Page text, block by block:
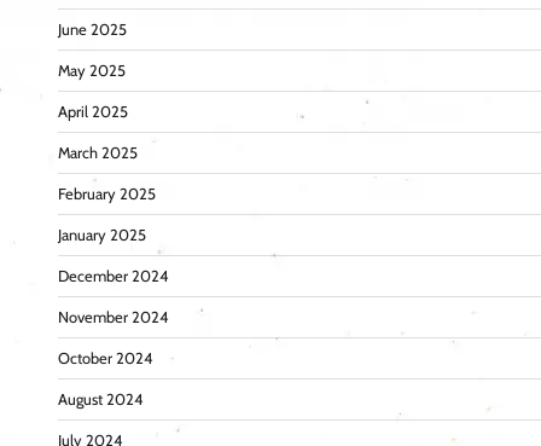
June 2025
May 2025
April 2025
March 2025
February 2025
January 2025
December 2024
November 2024
October 2024
August 2024
July 2024